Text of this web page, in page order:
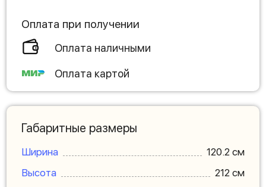
Оплата при получении
Оплата наличными
Оплата картой
Габаритные размеры
Ширина
120.2 см
Высота
212 см